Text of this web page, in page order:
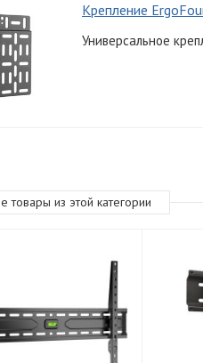
Крепление
Универсальное
товары из этой категории